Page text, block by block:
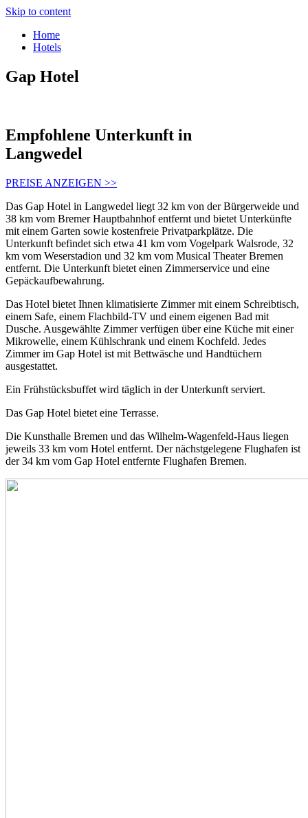
Skip to content
Home
Hotels
Gap Hotel
Empfohlene Unterkunft in
Langwedel
PREISE ANZEIGEN >>
Das Gap Hotel in Langwedel liegt 32 km von der Bürgerweide und
38 km vom Bremer Hauptbahnhof entfernt und bietet Unterkünfte
mit einem Garten sowie kostenfreie Privatparkplätze. Die
Unterkunft befindet sich etwa 41 km vom Vogelpark Walsrode, 32
km vom Weserstadion und 32 km vom Musical Theater Bremen
entfernt. Die Unterkunft bietet einen Zimmerservice und eine
Gepäckaufbewahrung.
Das Hotel bietet Ihnen klimatisierte Zimmer mit einem Schreibtisch,
einem Safe, einem Flachbild-TV und einem eigenen Bad mit
Dusche. Ausgewählte Zimmer verfügen über eine Küche mit einer
Mikrowelle, einem Kühlschrank und einem Kochfeld. Jedes
Zimmer im Gap Hotel ist mit Bettwäsche und Handtüchern
ausgestattet.
Ein Frühstücksbuffet wird täglich in der Unterkunft serviert.
Das Gap Hotel bietet eine Terrasse.
Die Kunsthalle Bremen und das Wilhelm-Wagenfeld-Haus liegen
jeweils 33 km vom Hotel entfernt. Der nächstgelegene Flughafen ist
der 34 km vom Gap Hotel entfernte Flughafen Bremen.